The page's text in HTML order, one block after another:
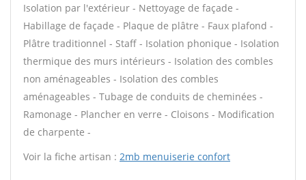
Isolation par l'extérieur - Nettoyage de façade -
Habillage de façade - Plaque de plâtre - Faux plafond -
Plâtre traditionnel - Staff - Isolation phonique - Isolation
thermique des murs intérieurs - Isolation des combles
non aménageables - Isolation des combles
aménageables - Tubage de conduits de cheminées -
Ramonage - Plancher en verre - Cloisons - Modification
de charpente -
Voir la fiche artisan : 2mb menuiserie confort